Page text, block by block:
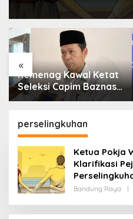
«
Kemenag Kawal Ketat
Seleksi Capim Baznas
Kota Cimahi: Kita Ingin
Berintegritas
perselingkuhan
Ketua Pokja
Klarifikasi
Bandung Raya